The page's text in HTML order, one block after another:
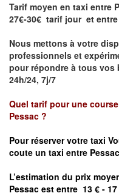
Tarif moyen en taxi entre
27€-30€ tarif jour et
Nous mettons à votre
professionnels et
pour répondre à tous
24h/24, 7j/7
Quel tarif pour une
Pessac ?
Pour réserver votre taxi
coute un taxi entre
L’estimation du prix
Pessac est entre 13 € -